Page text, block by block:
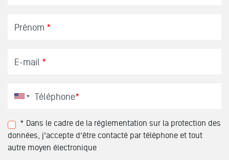
Prénom *
E-mail *
Téléphone*
* Dans le cadre de la réglementation sur la protection des
données, j'accepte d'être contacté par téléphone et tout
autre moyen électronique